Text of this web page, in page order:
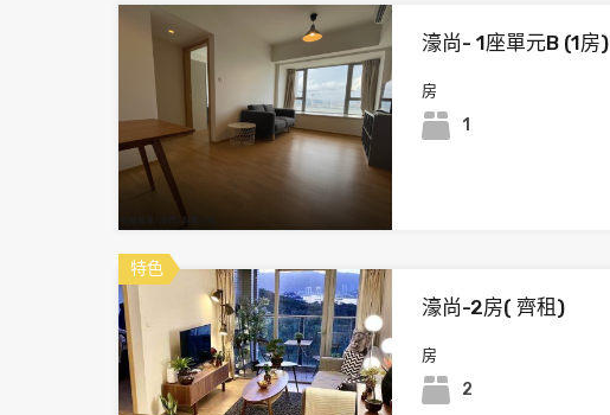
濠尚- 1座單元B (1房)
房
1
特色
濠尚-2房( 齊租)
房
2